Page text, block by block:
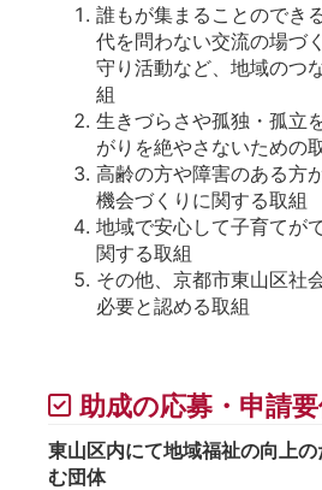
誰もが集まることのでき
代を問わない交流の場づ
守り活動など、地域のつ
組
生きづらさや孤独・孤立
がりを絶やさないための
高齢の方や障害のある方
機会づくりに関する取組
地域で安心して子育てが
関する取組
その他、京都市東山区社
必要と認める取組
助成の応募・申請
東山区内にて地域福祉の向上
む団体